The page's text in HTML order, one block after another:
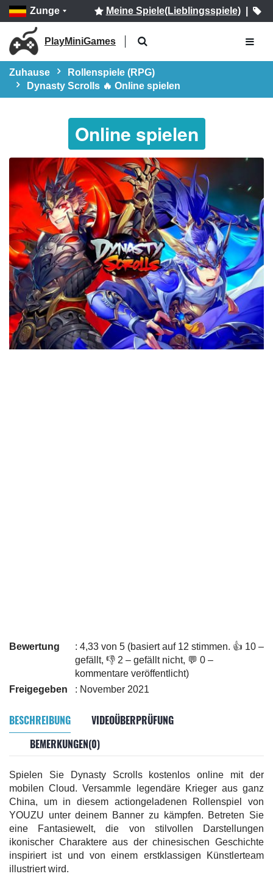
Zunge Meine Spiele(Lieblingsspiele)|
PlayMiniGames
Zuhause
Rollenspiele (RPG)
Dynasty Scrolls 🔥 Online spielen
Online spielen
Bewertung
: 4,33 von 5 (basiert auf 12 stimmen. 👍 10 –
gefällt, 👎 2 – gefällt nicht, 💬 0 –
kommentare veröffentlicht)
Freigegeben
: November 2021
BESCHREIBUNG
VIDEOÜBERPRÜFUNG
BEMERKUNGEN(0)
Spielen Sie Dynasty Scrolls kostenlos online mit der
mobilen Cloud. Versammle legendäre Krieger aus ganz
China, um in diesem actiongeladenen Rollenspiel von
YOUZU unter deinem Banner zu kämpfen. Betreten Sie
eine Fantasiewelt, die von stilvollen Darstellungen
ikonischer Charaktere aus der chinesischen Geschichte
inspiriert ist und von einem erstklassigen Künstlerteam
illustriert wird.